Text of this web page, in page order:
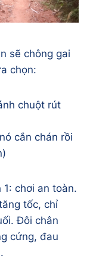
sẽ chông gai
chọn:
chuột rút
cắn chán rồi
chơi an toàn.
tốc, chỉ
Đôi chân
cứng, đau